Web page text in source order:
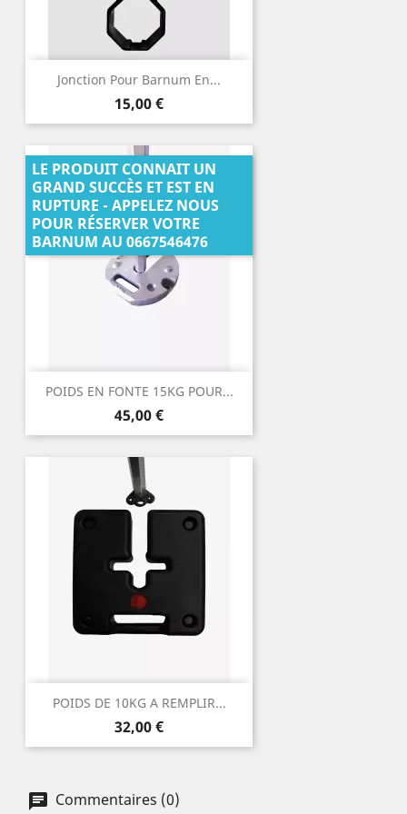
Jonction Pour Barnum En...
Prix
15,00 €
POIDS EN FONTE 15KG POUR...
Prix
45,00 €
LE PRODUIT CONNAIT UN
GRAND SUCCÈS ET EST EN
RUPTURE - APPELEZ NOUS
POUR RÉSERVER VOTRE
BARNUM AU 0667546476
POIDS DE 10KG A REMPLIR...
Prix
32,00 €
Commentaires (0)